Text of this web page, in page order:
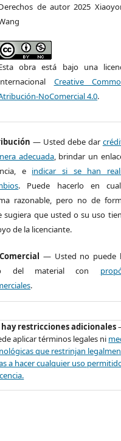
de autor 2025
obra está bajo una
Creative
NoComercial 4.0.
— Usted debe dar
adecuada, brindar un
e indicar si se han
. Puede hacerlo en
razonable, pero no de
sugiera que usted o su uso
de la licenciante.
— Usted no puede
del material con
.
hay restricciones adicionales
aplicar términos legales ni
que restrinjan
a hacer cualquier uso